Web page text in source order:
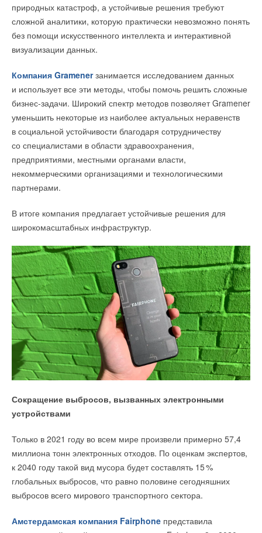
природных катастроф, а устойчивые решения требуют
сложной аналитики, которую практически невозможно понять
без помощи искусственного интеллекта и интерактивной
визуализации данных.
Компания Gramenerзанимается исследованием данных
и использует все эти методы, чтобы помочь решить сложные
бизнес-задачи. Широкий спектр методов позволяет Gramener
уменьшить некоторые из наиболее актуальных неравенств
в социальной устойчивости благодаря сотрудничеству
со специалистами в области здравоохранения,
предприятиями, местными органами власти,
некоммерческими организациями и технологическими
партнерами.
В итоге компания предлагает устойчивые решения для
широкомасштабных инфраструктур.
Сокращение выбросов, вызванных электронными
устройствами
Только в 2021 году во всем мире произвели примерно 57,4
миллиона тонн электронных отходов. По оценкам экспертов,
к 2040 году такой вид мусора будет составлять 15%
глобальных выбросов, что равно половине сегодняшних
выбросов всего мирового транспортного сектора.
Амстердамская компания Fairphone представила